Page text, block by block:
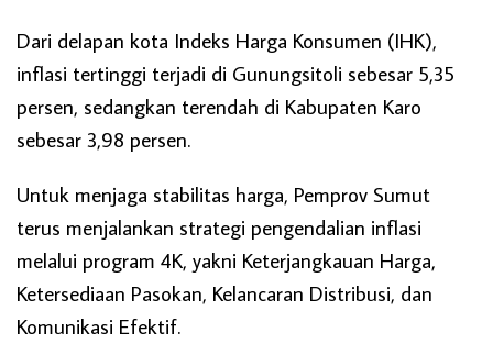
Dari delapan kota Indeks Harga Konsumen (IHK),
inflasi tertinggi terjadi di Gunungsitoli sebesar 5,35
persen, sedangkan terendah di Kabupaten Karo
sebesar 3,98 persen.
Untuk menjaga stabilitas harga, Pemprov Sumut
terus menjalankan strategi pengendalian inflasi
melalui program 4K, yakni Keterjangkauan Harga,
Ketersediaan Pasokan, Kelancaran Distribusi, dan
Komunikasi Efektif.